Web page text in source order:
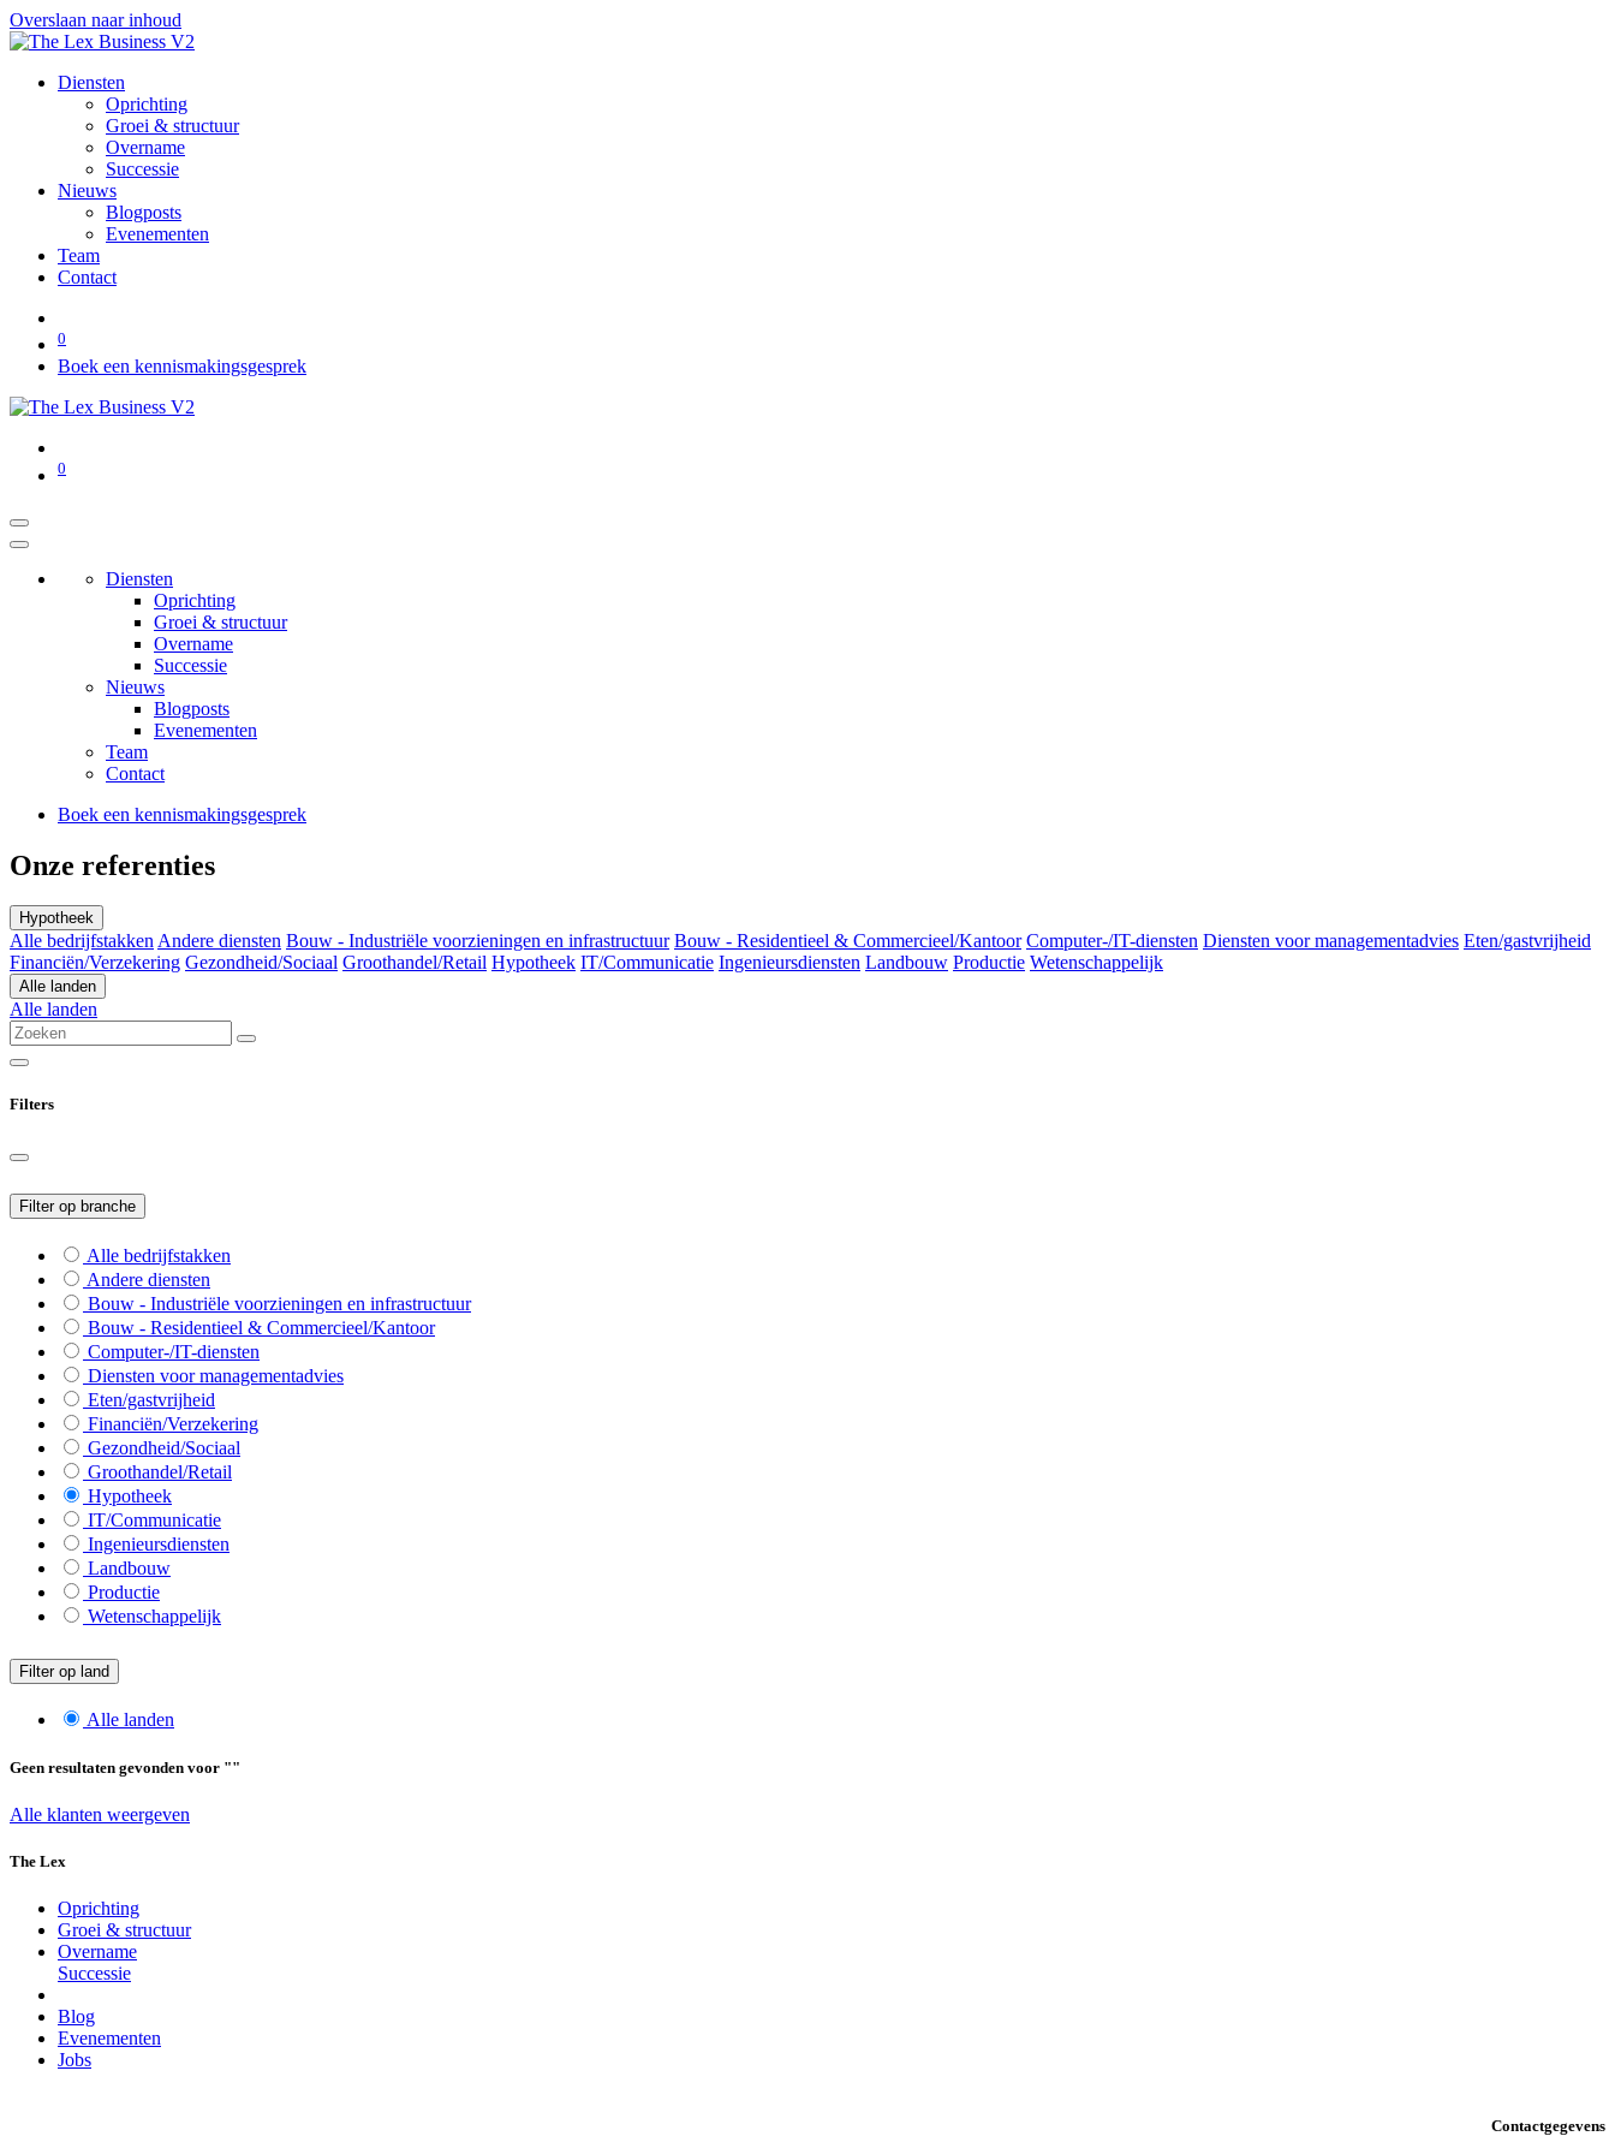
Overslaan naar inhoud
Diensten
Oprichting
Groei & structuur
Overname
Successie
Nieuws
Blogposts
Evenementen
Team
Contact
0
Boek een kennismakingsgesprek
0
Diensten
Oprichting
Groei & structuur
Overname
Successie
Nieuws
Blogposts
Evenementen
Team
Contact
Boek een kennismakingsgesprek
Onze referenties
Hypotheek
Alle bedrijfstakkenAndere diensten Bouw - Industriële voorzieningen en infrastructuur Bouw - Residentieel & Commercieel/Kantoor Computer-/IT-diensten Diensten voor managementadvies Eten/gastvrijheid
Financiën/Verzekering Gezondheid/Sociaal Groothandel/Retail Hypotheek IT/Communicatie Ingenieursdiensten Landbouw Productie Wetenschappelijk
Alle landen
Alle landen
Filters
Filter op branche
Alle bedrijfstakken
Andere diensten
Bouw - Industriële voorzieningen en infrastructuur
Bouw - Residentieel & Commercieel/Kantoor
Computer-/IT-diensten
Diensten voor managementadvies
Eten/gastvrijheid
Financiën/Verzekering
Gezondheid/Sociaal
Groothandel/Retail
Hypotheek
IT/Communicatie
Ingenieursdiensten
Landbouw
Productie
Wetenschappelijk
Filter op land
Alle landen
Geen resultaten gevonden voor ""
Alle klanten weergeven
The Lex
Oprichting
Groei & structuur
Overname
Successie
Blog
Evenementen
Jobs
Contactgegevens